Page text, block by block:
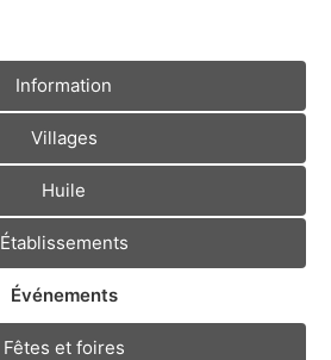
Information
Villages
Huile
Établissements
Événements
Fêtes et foires